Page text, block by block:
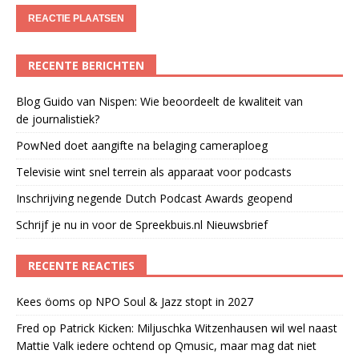
RECENTE BERICHTEN
Blog Guido van Nispen: Wie beoordeelt de kwaliteit van
de journalistiek?
PowNed doet aangifte na belaging cameraploeg
Televisie wint snel terrein als apparaat voor podcasts
Inschrijving negende Dutch Podcast Awards geopend
Schrijf je nu in voor de Spreekbuis.nl Nieuwsbrief
RECENTE REACTIES
Kees öoms op NPO Soul & Jazz stopt in 2027
Fred op Patrick Kicken: Miljuschka Witzenhausen wil wel naast
Mattie Valk iedere ochtend op Qmusic, maar mag dat niet